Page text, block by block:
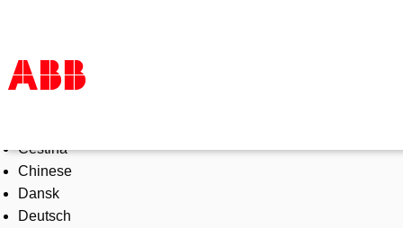
Products & Solutions
Industries
Services
About us
Čeština
Chinese
Dansk
Deutsch